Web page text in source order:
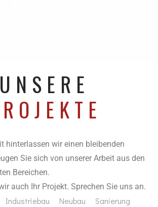
UNSERE
hinterlassen wir einen bleibenden
Sie sich von unserer Arbeit aus den
Bereichen.
auch Ihr Projekt. Sprechen Sie uns an.
Industriebau Neubau
Sanierung